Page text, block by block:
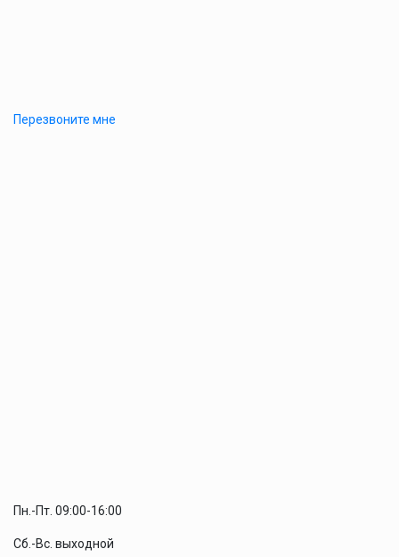
Перезвоните мне
Пн.-Пт. 09:00-16:00
Сб.-Вс. выходной